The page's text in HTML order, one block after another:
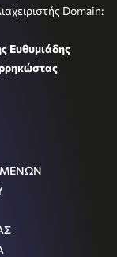
Domain:
Ευθυμιάδης